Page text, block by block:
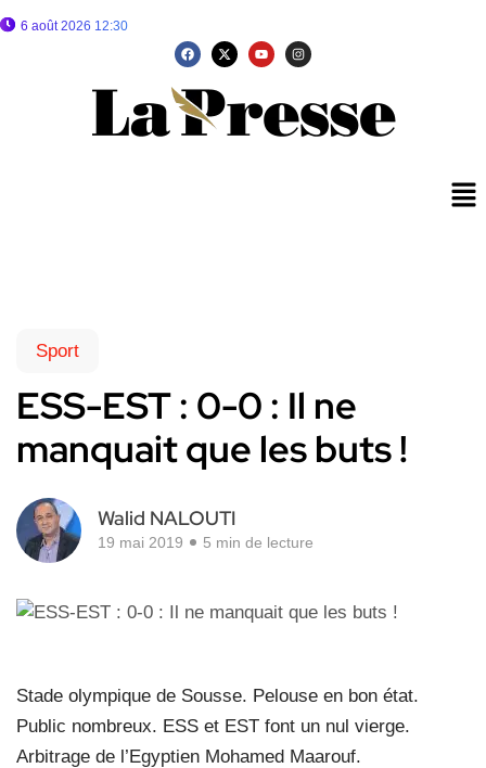
6 août 2026 12:30
Sport
ESS-EST : 0-0 : Il ne
manquait que les buts !
Walid NALOUTI
19 mai 2019 5 min de lecture
Stade olympique de Sousse. Pelouse en bon état.
Public nombreux. ESS et EST font un nul vierge.
Arbitrage de l’Egyptien Mohamed Maarouf.